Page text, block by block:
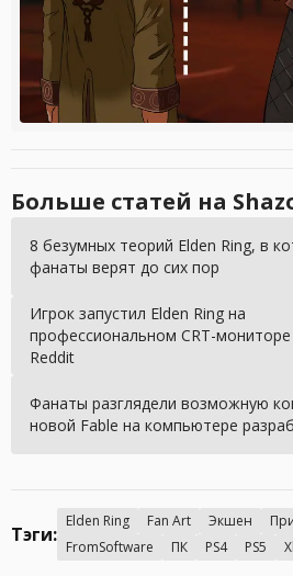
Больше статей на
8 безумных теорий Elden Ring, в
фанаты верят до сих пор
Игрок запустил Elden Ring на
профессиональном CRT-
Reddit
Фанаты разглядели возможную
новой Fable на компьютере
Тэги:
Elden Ring Fan Art Экшен
FromSoftware
ПК PS4 PS5